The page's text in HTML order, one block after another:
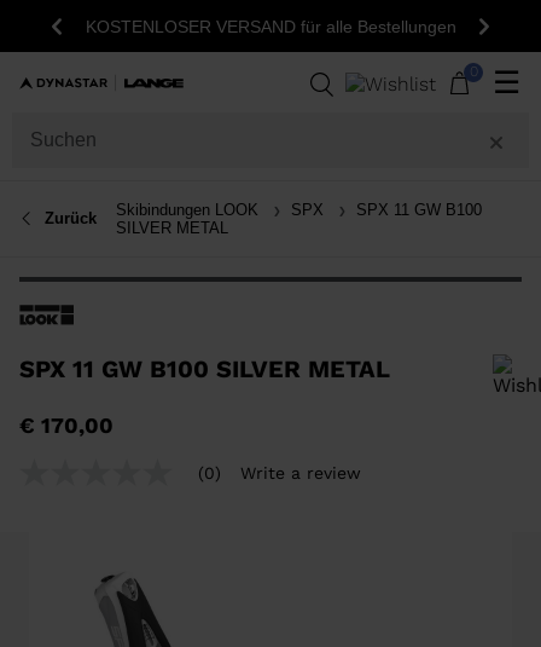
ZurückKOSTENLOSER VERSAND für alle Bestellungen
0 ☰
Zurück Skibindungen LOOK SPX
SPX 11 GW B100
SILVER METAL
SPX 11 GW B100 SILVER METAL
Größe aus
€ 170,00
(0) Write a review